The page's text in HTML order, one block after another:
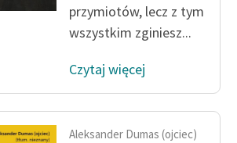
przymiotów, lecz z tym
wszystkim zginiesz...
Czytaj więcej
Aleksander Dumas (ojciec)